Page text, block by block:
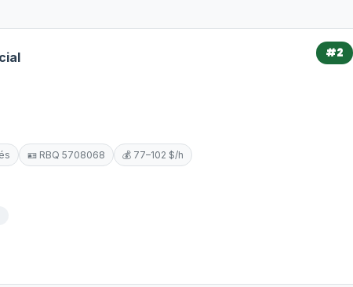
#2
🪪 RBQ 5708068 💰 77–102 $/h